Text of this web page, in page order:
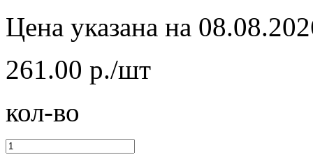
Цена указана на
261.00 р./шт
кол-во